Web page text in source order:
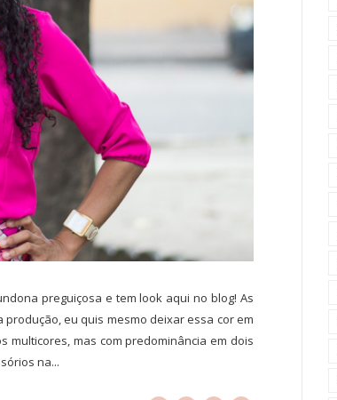
preguiçosa e tem look aqui no blog! As
eu quis mesmo deixar essa cor em
multicores, mas com predominância em dois
na...